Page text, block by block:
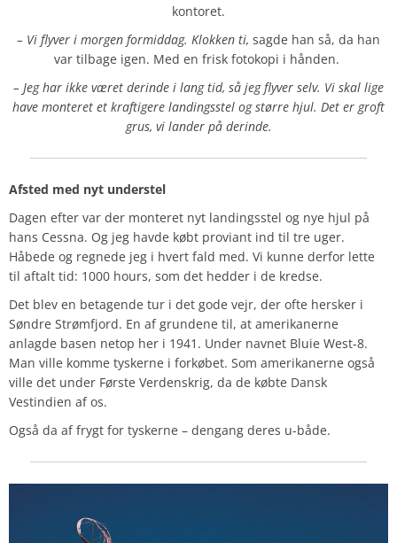
kontoret.
– Vi flyver i morgen formiddag. Klokken ti, sagde han så, da han
var tilbage igen. Med en frisk fotokopi i hånden.
– Jeg har ikke været derinde i lang tid, så jeg flyver selv. Vi skal lige
have monteret et kraftigere landingsstel og større hjul. Det er groft
grus, vi lander på derinde.
Afsted med nyt understel
Dagen efter var der monteret nyt landingsstel og nye hjul på
hans Cessna. Og jeg havde købt proviant ind til tre uger.
Håbede og regnede jeg i hvert fald med. Vi kunne derfor lette
til aftalt tid: 1000 hours, som det hedder i de kredse.
Det blev en betagende tur i det gode vejr, der ofte hersker i
Søndre Strømfjord. En af grundene til, at amerikanerne
anlagde basen netop her i 1941. Under navnet Bluie West-8.
Man ville komme tyskerne i forkøbet. Som amerikanerne også
ville det under Første Verdenskrig, da de købte Dansk
Vestindien af os.
Også da af frygt for tyskerne – dengang deres u-både.